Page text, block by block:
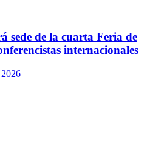
sede de la cuarta Feria de
internacionales